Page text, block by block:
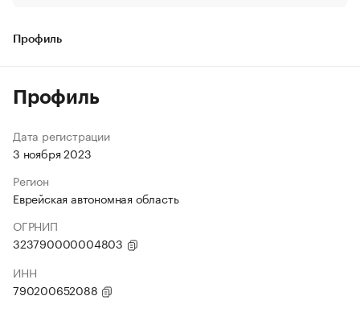
Профиль
Профиль
Дата регистрации
3 ноября 2023
Регион
Еврейская автономная область
ОГРНИП
323790000004803
ИНН
790200652088